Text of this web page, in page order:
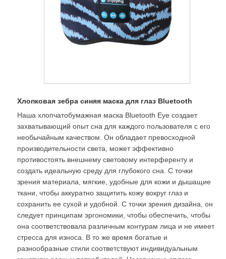
Хлопковая зебра синяя маска для глаз Bluetooth
Наша хлопчатобумажная маска Bluetooth Eye создает
захватывающий опыт сна для каждого пользователя с его
необычайным качеством. Он обладает превосходной
производительности света, может эффективно
противостоять внешнему световому интерференту и
создать идеальную среду для глубокого сна. С точки
зрения материала, мягкие, удобные для кожи и дышащие
ткани, чтобы аккуратно защитить кожу вокруг глаз и
сохранить ее сухой и удобной. С точки зрения дизайна, он
следует принципам эргономики, чтобы обеспечить, чтобы
она соответствовала различным контурам лица и не имеет
стресса для износа. В то же время богатые и
разнообразные стили соответствуют индивидуальным